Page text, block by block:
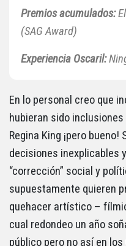
Premios acumulados:
(SAG Award)
Experiencia Oscaril:
En lo personal creo que
hubieran sido
Regina King ¡pero
decisiones inexplicables
“corrección” social y
supuestamente quieren
quehacer artístico –
cual redondeo un año
público pero no así en